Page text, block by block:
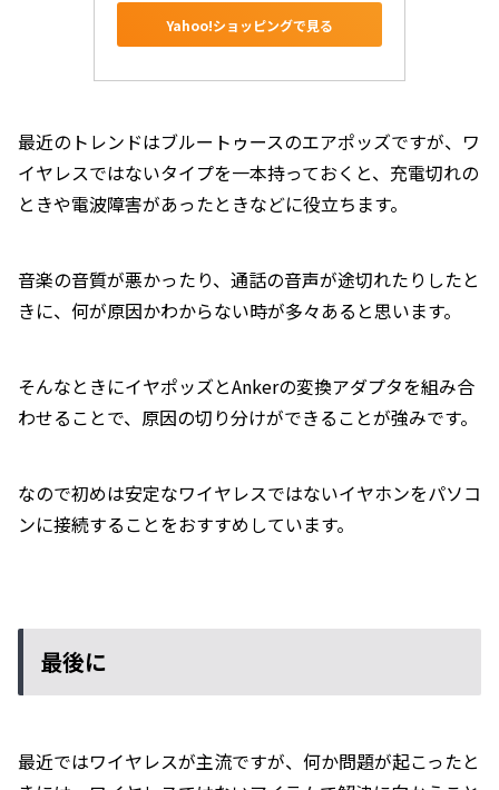
Yahoo!ショッピングで見る
最近のトレンドはブルートゥースのエアポッズですが、ワ
イヤレスではないタイプを一本持っておくと、充電切れの
ときや電波障害があったときなどに役立ちます。
音楽の音質が悪かったり、通話の音声が途切れたりしたと
きに、何が原因かわからない時が多々あると思います。
そんなときにイヤポッズとAnkerの変換アダプタを組み合
わせることで、原因の切り分けができることが強みです。
なので初めは安定なワイヤレスではないイヤホンをパソコ
ンに接続することをおすすめしています。
最後に
最近ではワイヤレスが主流ですが、何か問題が起こったと